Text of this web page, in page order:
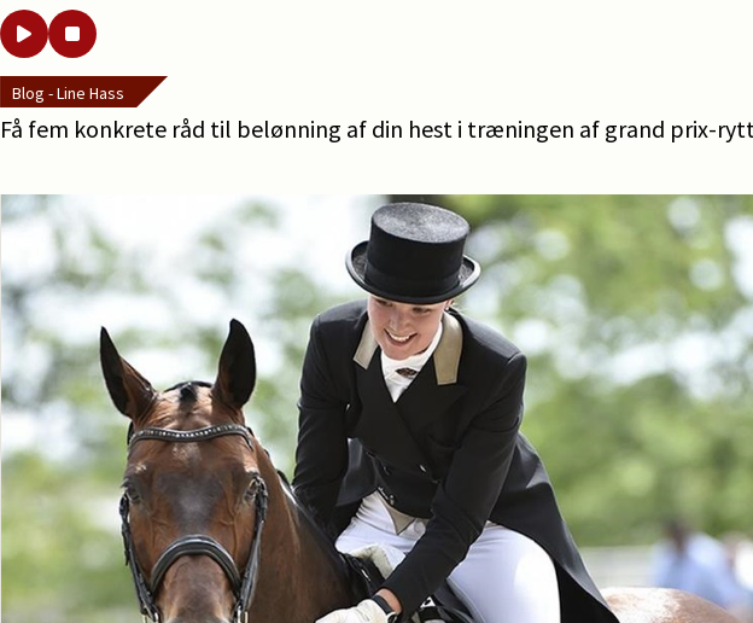
Blog - Line Hass
Få fem konkrete råd til belønning af din hest i træningen af grand prix-